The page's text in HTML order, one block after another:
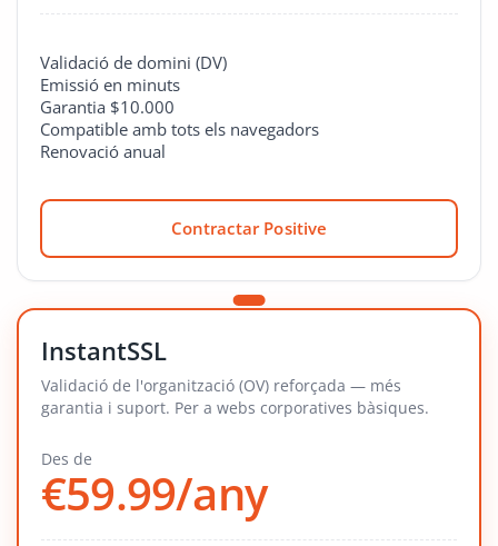
Validació de domini (DV)
Emissió en minuts
Garantia $10.000
Compatible amb tots els navegadors
Renovació anual
Contractar Positive
InstantSSL
Validació de l'organització (OV) reforçada — més
garantia i suport. Per a webs corporatives bàsiques.
Des de
€59.99/any